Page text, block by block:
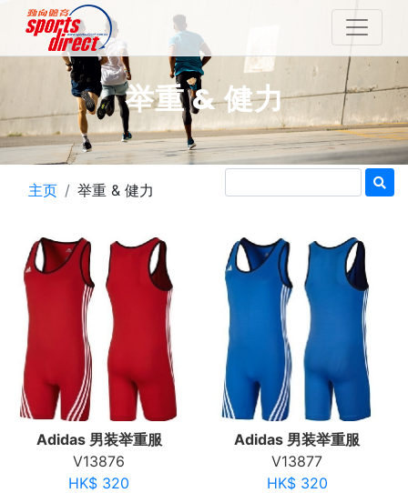
举重 & 健力
主页 举重 & 健力
Adidas 男装举重服
V13876
HK$ 320
Adidas 男装举重服
V13877
HK$ 320